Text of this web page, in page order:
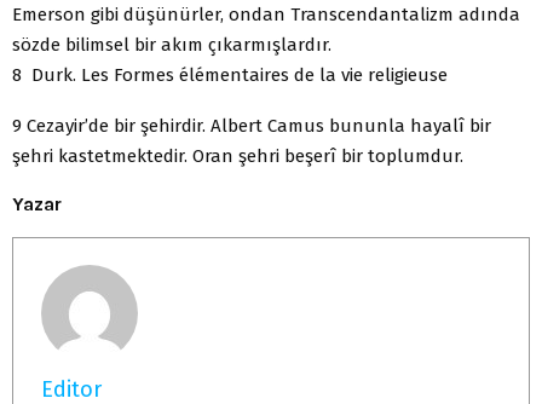
Emerson gibi düşünürler, ondan Transcendantalizm adında
sözde bilimsel bir akım çıkarmışlardır.
8 Durk. Les Formes élémentaires de la vie religieuse
9 Cezayir’de bir şehirdir. Albert Camus bununla hayalî bir
şehri kastetmektedir. Oran şehri beşerî bir toplumdur.
Yazar
Editor